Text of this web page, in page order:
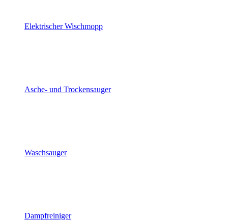
Elektrischer Wischmopp
Asche- und Trockensauger
Waschsauger
Dampfreiniger